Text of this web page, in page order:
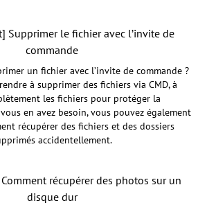
Supprimer le fichier avec l’invite de
commande
un fichier avec l’invite de commande ?
à supprimer des fichiers via CMD, à
les fichiers pour protéger la
en avez besoin, vous pouvez également
récupérer des fichiers et des dossiers
accidentellement.
récupérer des photos sur un
disque dur